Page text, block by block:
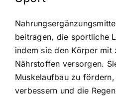
beitragen, die sportliche
indem sie den Körper mit
Nährstoffen versorgen.
Muskelaufbau zu
verbessern und die